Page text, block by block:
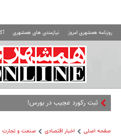
روزنامه همشهری امروز نیازمندی های همشهری
ثبت رکورد عجیب در بورس!
صفحه اصلی اخبار اقتصادی صنعت و تجارت